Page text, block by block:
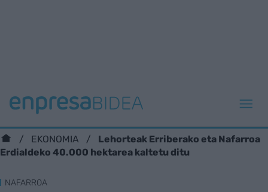
EKONOMIA
Lehorteak Erriberako eta Nafarroa
Erdialdeko 40.000 hektarea kaltetu ditu
NAFARROA